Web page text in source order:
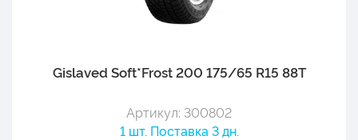
Gislaved Soft*Frost 200 175/65 R15 88T
Артикул: 300802
1 шт. Поставка 3 дн.